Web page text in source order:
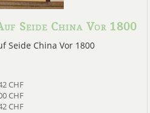
Seide China Vor 1800
Seide China Vor 1800
CHF
CHF
CHF